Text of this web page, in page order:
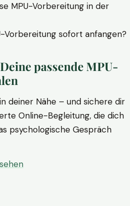
MPU-Vorbereitung in der
Vorbereitung sofort anfangen?
passende MPU-
deiner Nähe – und sichere dir
Online-Begleitung, die dich
psychologische Gespräch